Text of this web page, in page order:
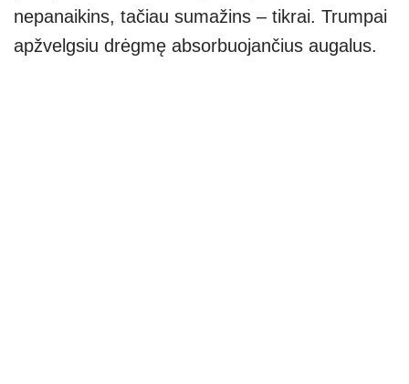
nepanaikins, tačiau sumažins – tikrai. Trumpai
apžvelgsiu drėgmę absorbuojančius augalus.